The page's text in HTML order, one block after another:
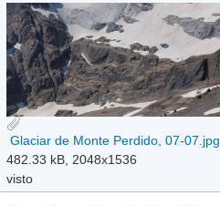
Glaciar de Monte Perdido, 07-07.jpg
482.33 kB, 2048x1536
visto